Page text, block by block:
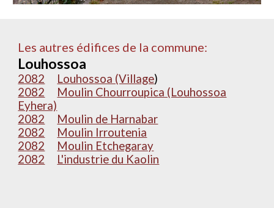
Les autres édifices de la commune:
Louhossoa
2082 Louhossoa (Village)
2082
Moulin Chourroupica (Louhossoa
Eyhera)
2082
Moulin de Harnabar
2082
Moulin Irroutenia
2082
Moulin Etchegaray
2082
L'industrie du Kaolin